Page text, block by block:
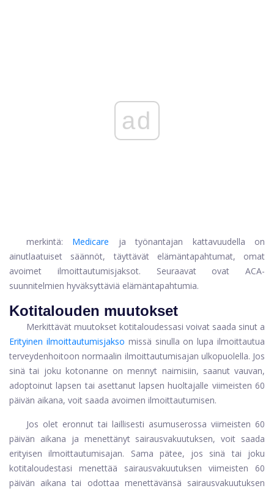
ad
merkintä: Medicare ja työnantajan kattavuudella on
ainutlaatuiset säännöt, täyttävät elämäntapahtumat, omat
avoimet ilmoittautumisjaksot. Seuraavat ovat ACA-
suunnitelmien hyväksyttäviä elämäntapahtumia.
Kotitalouden muutokset
Merkittävät muutokset kotitaloudessasi voivat saada sinut a
Erityinen ilmoittautumisjakso missä sinulla on lupa ilmoittautua
terveydenhoitoon normaalin ilmoittautumisajan ulkopuolella. Jos
sinä tai joku kotonanne on mennyt naimisiin, saanut vauvan,
adoptoinut lapsen tai asettanut lapsen huoltajalle viimeisten 60
päivän aikana, voit saada avoimen ilmoittautumisen.
Jos olet eronnut tai laillisesti asumuserossa viimeisten 60
päivän aikana ja menettänyt sairausvakuutuksen, voit saada
erityisen ilmoittautumisajan. Sama pätee, jos sinä tai joku
kotitaloudestasi menettää sairausvakuutuksen viimeisten 60
päivän aikana tai odottaa menettävänsä sairausvakuutuksen